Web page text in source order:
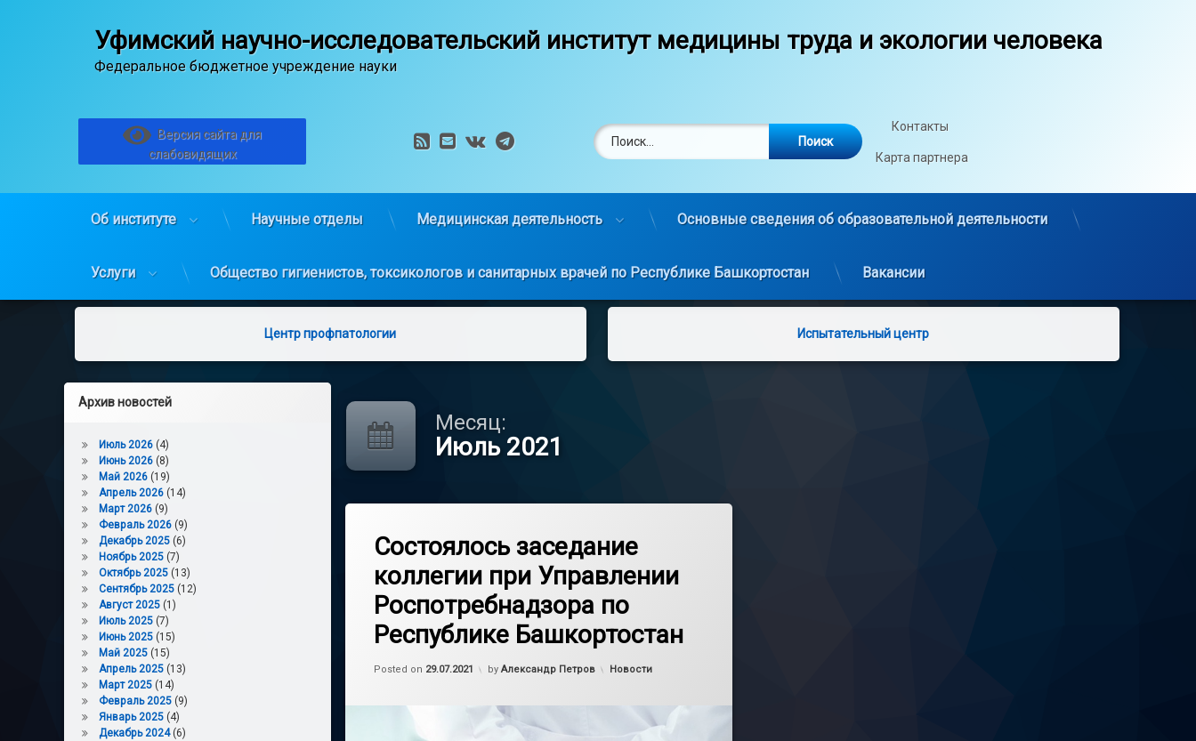
Перейти
Уфимский научно-исследовательский институт медицины труда и экологии человека
Федеральное бюджетное учреждение науки
Версия сайта для
слабовидящих
RSSE-mail
VK Telegram Найти: Контакты
Карта партнера
Об институте Научные отделы Медицинская деятельность Основные сведения об образовательной деятельности
Услуги Общество гигиенистов, токсикологов и санитарных врачей по Республике Башкортостан Вакансии
Центр профпатологии Испытательный центр
Месяц:
Июль 2021
Состоялось заседание
коллегии при Управлении
Роспотребнадзора по
Республике Башкортостан
Posted on 29.07.2021
Обновлено на03.12.2021
byАлександр Петров Категории:
Новости
Архив новостей
Июль 2026(4)
Июнь 2026(8)
Май 2026(19)
Апрель 2026(14)
Март 2026(9)
Февраль 2026(9)
Декабрь 2025(6)
Ноябрь 2025(7)
Октябрь 2025(13)
Сентябрь 2025(12)
Август 2025(1)
Июль 2025(7)
Июнь 2025(15)
Май 2025(15)
Апрель 2025(13)
Март 2025(14)
Февраль 2025(9)
Январь 2025(4)
Декабрь 2024(6)